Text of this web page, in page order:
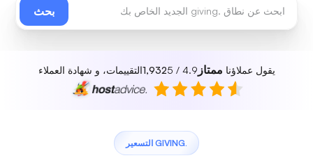
بحث
يقول عملاؤنا ممتاز 4.9 / 5
1,932التقييمات، و شهادة العملاء
.GIVING التسعير